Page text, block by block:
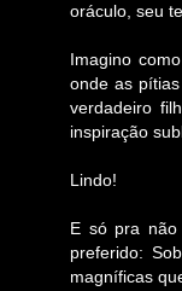
oráculo, seu
Imagino
onde as
verdadeiro
inspiração
Lindo!
E só pra
preferido:
magníficas